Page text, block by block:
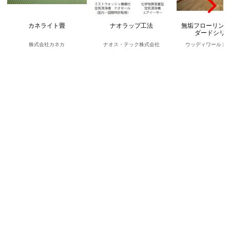
カネライト畳
株式会社カネカ
ナオラップ工法
ナオス・テック株式会社
無垢フローリン
ダードシリ
ウッディワールド